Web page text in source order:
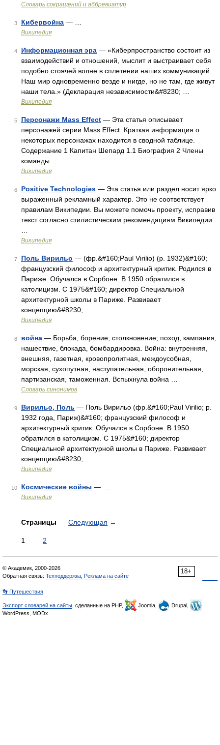
Словарь сокращений и аббревиатур
3 Кибервойна — …
Википедия
4 Информационная эра — «Киберпространство состоит из
взаимодействий и отношений, мыслит и выстраивает себя
подобно стоячей волне в сплетении наших коммуникаций.
Наш мир одновременно везде и нигде, но не там, где живут
наши тела.» (Декларация независимости&#8230; …
Википедия
5 Персонажи Mass Effect — Эта статья описывает
персонажей серии Mass Effect. Краткая информация о
некоторых персонажах находится в сводной таблице.
Содержание 1 Капитан Шепард 1.1 Биография 2 Члены
команды …
Википедия
6 Positive Technologies — Эта статья или раздел носит ярко
выраженный рекламный характер. Это не соответствует
правилам Википедии. Вы можете помочь проекту, исправив
текст согласно стилистическим рекомендациям Википедии
Википедия
7 Поль Вирильо — (фр.&#160;Paul Virilio) (р. 1932)&#160;
французский философ и архитектурный критик. Родился в
Париже. Обучался в Сорбоне. В 1950 обратился в
католицизм. С 1975&#160; директор Специальной
архитектурной школы в Париже. Развивает
концепцию&#8230; …
Википедия
8 война — Борьба, борение; столкновение; поход, кампания,
нашествие, блокада, бомбардировка. Война: внутренняя,
внешняя, газетная, кровопролитная, междоусобная,
морская, сухопутная, наступательная, оборонительная,
партизанская, таможенная. Вспыхнула война …
Словарь синонимов
9 Вирильо, Поль — Поль Вирильо (фр.&#160;Paul Virilio; р.
1932 года, Париж)&#160; французский философ и
архитектурный критик. Обучался в Сорбоне. В 1950
обратился в католицизм. С 1975&#160; директор
Специальной архитектурной школы в Париже. Развивает
концепцию&#8230; …
Википедия
10 Космические войны — …
Википедия
Страницы Следующая →
1 2
18+
© Академик, 2000-2026
Обратная связь: Техподдержка Реклама на сайте
👣 Путешествия
Экспорт словарей на сайты , сделанные на PHP, Joomla,
Drupal,
WordPress, MODx.